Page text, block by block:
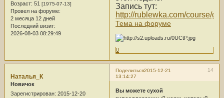
Возраст: 51 [1975-07-13]
Провел на форуме:
2 месяца 12 дней
Последний визит:
2026-08-03 08:29:49
Запись тут:
http://rublewka.com/course/go/
Тема на форуме
0
Поделиться 14
2015-12-21
13:14:27
Наталья_К
Новичок
Зарегистрирован: 2015-12-20
Вы можете сухой